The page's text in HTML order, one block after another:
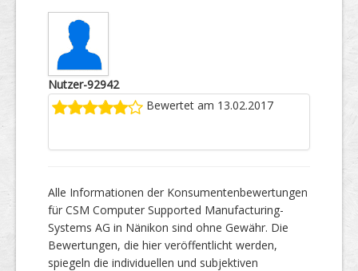
Nutzer-92942
Bewertet am 13.02.2017
Alle Informationen der Konsumentenbewertungen
für CSM Computer Supported Manufacturing-
Systems AG in Nänikon sind ohne Gewähr. Die
Bewertungen, die hier veröffentlicht werden,
spiegeln die individuellen und subjektiven